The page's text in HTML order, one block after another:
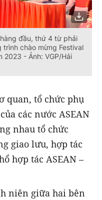
đầu, thứ 4 từ phải
chào mừng Festival
2023 - Ảnh: VGP/Hải
quan, tổ chức phụ
các nước ASEAN
nhau tổ chức
giao lưu, hợp tác
hợp tác ASEAN –
niên giữa hai bên